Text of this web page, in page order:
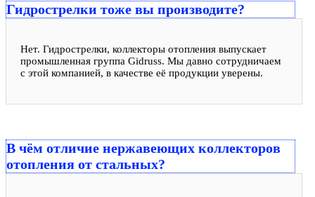
Гидрострелки тоже вы производите?
Нет. Гидрострелки, коллекторы отопления выпускает
промышленная группа Gidruss. Мы давно сотрудничаем
с этой компанией, в качестве её продукции уверены.
В чём отличие нержавеющих коллекторов
отопления от стальных?